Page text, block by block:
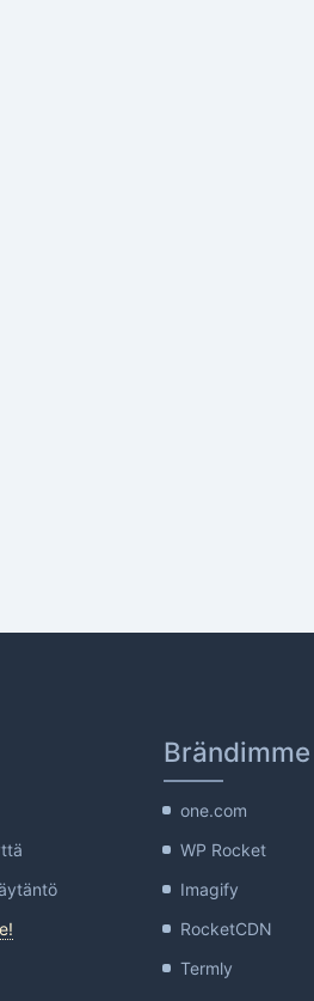
Brändimme
one.com
WP Rocket
Imagify
RocketCDN
Termly